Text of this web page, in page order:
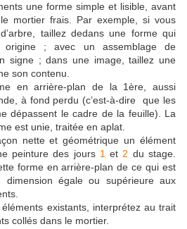
une forme simple et lisible, avant
mortier frais. Par exemple, si vous
taillez dedans une forme qui
origine ; avec un assemblage de
signe ; dans une image, taillez une
son contenu.
en arrière-plan de la 1ère, aussi
à fond perdu (c’est-à-dire que les
dépassent le cadre de la feuille). La
est unie, traitée en aplat.
nette et géométrique un élément
peinture des jours 1 et 2 du stage.
forme en arrière-plan de ce qui est
égale ou supérieure aux
existants, interprétez au trait
collés dans le mortier.